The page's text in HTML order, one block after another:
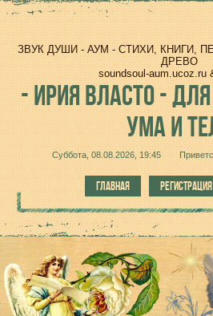
ЗВУК ДУШИ - АУМ - СТИХИ, КНИГИ,
ДРЕВО
soundsoul-aum.ucoz.ru
-ИРИЯ ВЛАСТО -
УМА И
Суббота, 08.08.2026, 19:45
ГЛАВНАЯ РЕГИСТРАЦИЯ